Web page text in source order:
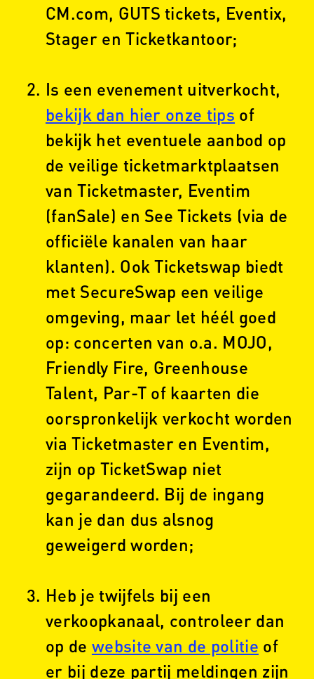
CM.com, GUTS tickets, Eventix,
Stager en Ticketkantoor;
Is een evenement uitverkocht,
bekijk dan hier onze tips of
bekijk het eventuele aanbod op
de veilige ticketmarktplaatsen
van Ticketmaster, Eventim
(fanSale) en See Tickets (via de
officiële kanalen van haar
klanten). Ook Ticketswap biedt
met SecureSwap een veilige
omgeving, maar let héél goed
op: concerten van o.a. MOJO,
Friendly Fire, Greenhouse
Talent, Par-T of kaarten die
oorspronkelijk verkocht worden
via Ticketmaster en Eventim,
zijn op TicketSwap niet
gegarandeerd. Bij de ingang
kan je dan dus alsnog
geweigerd worden;
Heb je twijfels bij een
verkoopkanaal, controleer dan
op de website van de politie of
er bij deze partij meldingen zijn